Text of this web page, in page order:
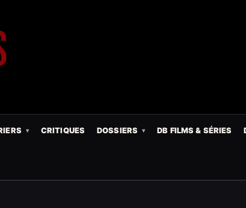
CRITIQUES DOSSIERS DB FILMS & SÉRIES